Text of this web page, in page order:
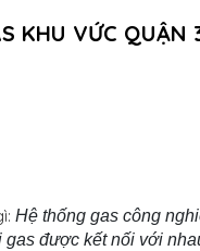
KHU VỨC
Hệ thống gas công
gas được kết nối với